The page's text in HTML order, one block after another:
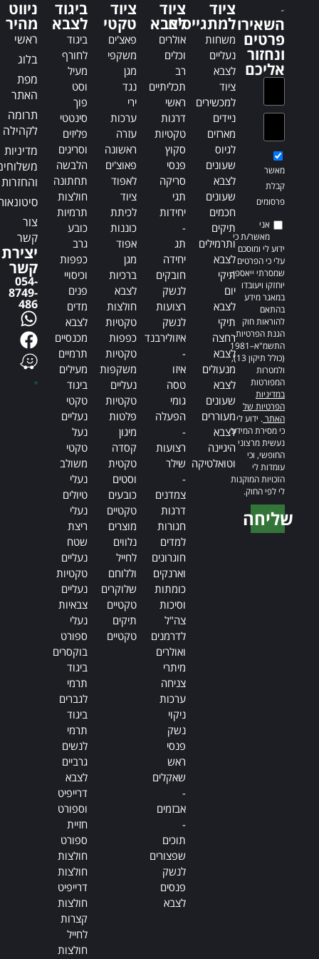
t
i
v
t
i
השאירו
פרטים
ונחזור
אליכם
מאשר
קבלת
פרסומים
אני
מאשר/ת כי
ידוע לי ומוסכם
עלי כי הפרטים
שמסרתי ייאספו,
יוחזקו ויעובדו
במאגר מידע
בהתאם
להוראות חוק
הגנת הפרטיות,
התשמ"א–1981
(כולל תיקון 13),
ולמטרות
המפורטות
במדיניות
הפרטיות של
האתר. ידוע לי
כי מסירת המידע
נעשית מרצוני
החופשי, וכי
עומדות לי
הזכויות המוקנות
לי לפי החוק.
שליחה
ציוד
למתגייסים
משחות
נעליים
לצבא
ציוד
למכשירים
ניידים
מארזים
לגיוס
שעונים
לצבא
שעונים
חכמים
תיקים
ותרמילים
לצבא
תיקי
יום
לצבא
תיקי
רחצה
לצבא
מנעולים
לצבא
שעונים
מעוררים
לצבא
היגיינה
וטואלטיקה
ציוד
לצבא
אולרים
וכלים
רב
תכליתיים
ראשי
דרגות
טקטיות
סקוץ
פנסי
סריקה
תגי
יחידות
-
תג
יחידה
חובקים
לנשק
רצועות
לנשק
איזולירבנד
-
איזו
טסה
גומי
הפעלה
-
רצועות
שילר
-
צמדנים
דרגות
חגורות
למדים
חוגרונים
וארנקים
כומתות
וסיכות
צה"ל
לדרמנים
ואולרים
מיתרי
צניחה
ערכות
ניקוי
נשק
פנסי
ראש
שאקלים
-
אבזמים
-
תוכים
שפצורים
לנשק
פנסים
לצבא
ציוד
טקטי
פאצ'ים
משקפי
מגן
נגד
ירי
ערכות
עזרה
ראשונה
פאוצ'ים
לאפוד
ציוד
לכיתת
כוננות
אפוד
מגן
ברכיות
לצבא
חולצות
טקטיות
כפפות
טקטיות
משקפות
נעליים
טקטיות
פלטות
מיגון
קסדה
טקטית
וסטים
כובעים
טקטיים
מוצרים
נלווים
לחייל
וללוחם
שלוקרים
טקטיים
תיקים
טקטיים
ביגוד
לצבא
ביגוד
לחורף
מעיל
וסט
פוך
סינטטי
פליזים
וסריגים
הלבשה
תחתונה
חולצות
תרמיות
כובע
גרב
כפפות
וכיסויי
פנים
מדים
לצבא
מכנסיים
תרמיים
מעילים
ביגוד
טקטי
נעליים
נעל
טקטי
משולב
נעלי
טיולים
נעלי
ריצת
שטח
נעליים
טקטיות
נעליים
צבאיות
נעלי
ספורט
בוקסרים
ביגוד
תרמי
לגברים
ביגוד
תרמי
לנשים
גרביים
לצבא
דרייפיט
וספורט
חזיית
ספורט
חולצות
חולצות
דרייפיט
חולצות
קצרות
לחייל
חולצות
ניווט
מהיר
ראשי
בלוג
מפת
האתר
תרומה
לקהילה
מדיניות
והחזרות
צור
קשר
יצירת
קשר
054-
8749-
486